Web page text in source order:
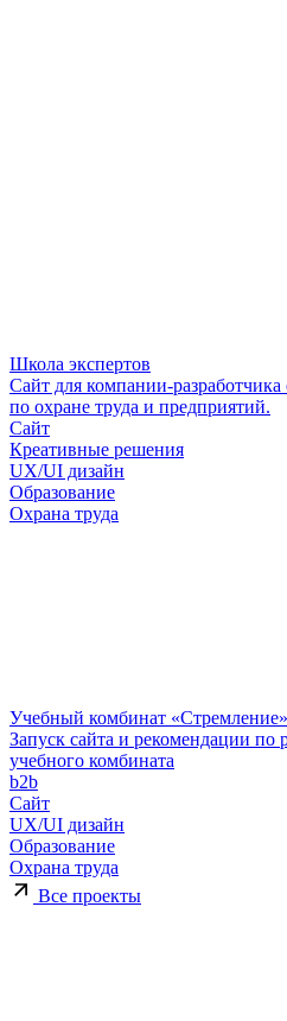
Школа экспертов
Сайт для компании-разработчика
по охране труда и предприятий.
Сайт
Креативные решения
UX/UI дизайн
Образование
Охрана труда
Учебный комбинат «Стремление»
Запуск сайта и рекомендации по
учебного комбината
b2b
Сайт
UX/UI дизайн
Образование
Охрана труда
Все проекты